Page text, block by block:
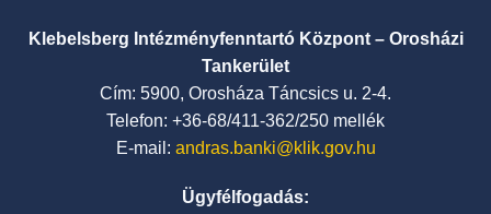
Klebelsberg Intézményfenntartó Központ – Orosházi
Tankerület
Cím: 5900, Orosháza Táncsics u. 2-4.
Telefon: +36-68/411-362/250 mellék
E-mail: andras.banki@klik.gov.hu
Ügyfélfogadás: